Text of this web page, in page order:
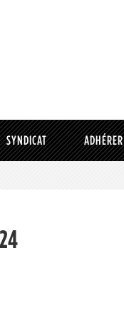
SYNDICAT ADHÉRER